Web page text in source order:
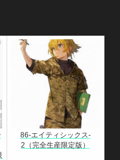
86-エイティシックス-
2（完全生産限定版）